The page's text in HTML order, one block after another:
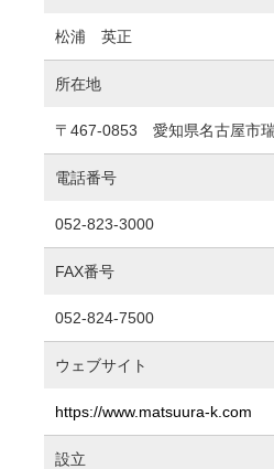
松浦 英正
所在地
〒467-0853 愛知県名古屋市
電話番号
052-823-3000
FAX番号
052-824-7500
ウェブサイト
https://www.matsuura-k.com
設立